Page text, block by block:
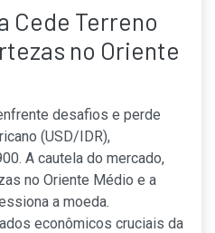
Cede Terreno
no Oriente
desafios e perde
(USD/IDR),
A cautela do mercado,
no Oriente Médio e a
a moeda.
econômicos cruciais da